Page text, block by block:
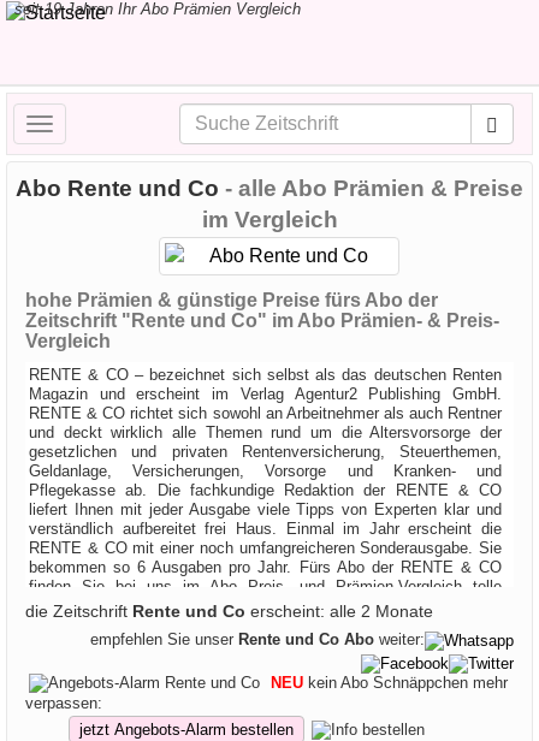
seit 19 Jahren Ihr Abo Prämien Vergleich
Toggle
navigation
Abo Rente und Co - alle Abo Prämien & Preise
im Vergleich
hohe Prämien & günstige Preise fürs Abo der
Zeitschrift "Rente und Co" im Abo Prämien- & Preis-
Vergleich
RENTE & CO – bezeichnet sich selbst als das deutschen Renten
Magazin und erscheint im Verlag Agentur2 Publishing GmbH.
RENTE & CO richtet sich sowohl an Arbeitnehmer als auch Rentner
und deckt wirklich alle Themen rund um die Altersvorsorge der
gesetzlichen und privaten Rentenversicherung, Steuerthemen,
Geldanlage, Versicherungen, Vorsorge und Kranken- und
Pflegekasse ab. Die fachkundige Redaktion der RENTE & CO
liefert Ihnen mit jeder Ausgabe viele Tipps von Experten klar und
verständlich aufbereitet frei Haus. Einmal im Jahr erscheint die
RENTE & CO mit einer noch umfangreicheren Sonderausgabe. Sie
bekommen so 6 Ausgaben pro Jahr. Fürs Abo der RENTE & CO
finden Sie bei uns im Abo Preis- und Prämien-Vergleich tolle
Angebote:
die Zeitschrift Rente und Co erscheint: alle 2 Monate
empfehlen Sie unser Rente und Co Abo weiter:
NEU kein Abo Schnäppchen mehr
verpassen:
jetzt Angebots-Alarm bestellen